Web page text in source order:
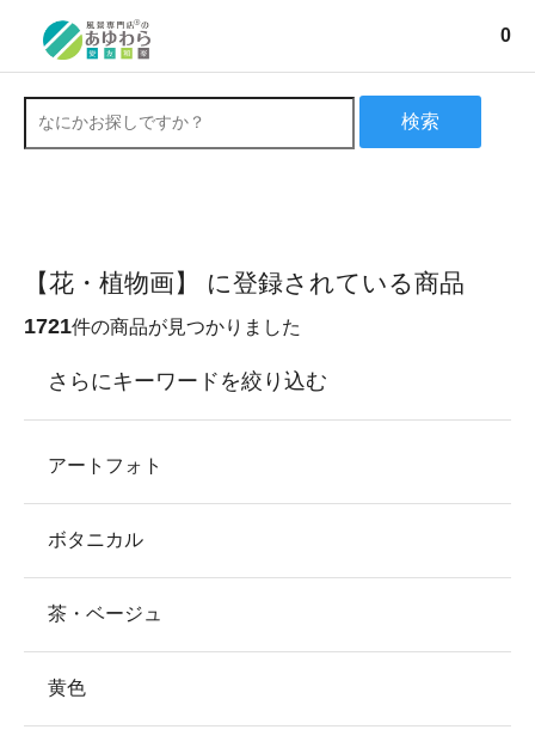
0
検索
【花・植物画】 に登録されている商品
1721件の商品が見つかりました
さらにキーワードを絞り込む
アートフォト
ボタニカル
茶・ベージュ
黄色